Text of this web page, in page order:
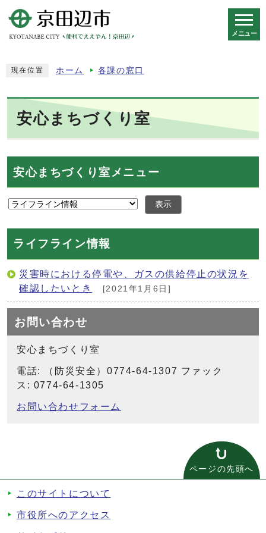
メニュー
現在位置 ホーム 各課の窓口
安心まちづくり室
安心まちづくり室メニュー
表示
ライフライン情報
災害時における停電や、ガスの供給停止の状況を
確認したいとき
[2021年1月6日]
お問い合わせ
安心まちづくり室
電話: （防災安全）0774-64-1307 ファック
ス: 0774-64-1305
お問い合わせフォーム
ページの先頭へ
このサイトについて
市役所へのアクセス